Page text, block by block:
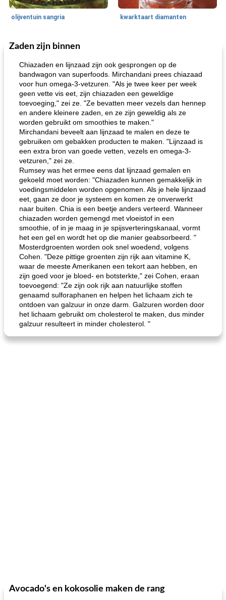
olijventuin sangria kwarktaart diamanten
Feestdagen en evenementen
de jamcake van Georgië tennessee blauwe kaasperen kip
Zaden zijn binnen
Chiazaden en lijnzaad zijn ook gesprongen op de
bandwagon van superfoods. Mirchandani prees chiazaad
voor hun omega-3-vetzuren. "Als je twee keer per week
geen vette vis eet, zijn chiazaden een geweldige
toevoeging," zei ze. "Ze bevatten meer vezels dan hennep
en andere kleinere zaden, en ze zijn geweldig als ze
worden gebruikt om smoothies te maken."
Mirchandani beveelt aan lijnzaad te malen en deze te
gebruiken om gebakken producten te maken. "Lijnzaad is
een extra bron van goede vetten, vezels en omega-3-
vetzuren," zei ze.
Rumsey was het ermee eens dat lijnzaad gemalen en
gekoeld moet worden: "Chiazaden kunnen gemakkelijk in
voedingsmiddelen worden opgenomen. Als je hele lijnzaad
eet, gaan ze door je systeem en komen ze onverwerkt
naar buiten. Chia is een beetje anders verteerd. Wanneer
chiazaden worden gemengd met vloeistof in een
smoothie, of in je maag in je spijsverteringskanaal, vormt
het een gel en wordt het op die manier geabsorbeerd. "
Mosterdgroenten worden ook snel woedend, volgens
Cohen. "Deze pittige groenten zijn rijk aan vitamine K,
waar de meeste Amerikanen een tekort aan hebben, en
zijn goed voor je bloed- en botsterkte," zei Cohen, eraan
toevoegend: "Ze zijn ook rijk aan natuurlijke stoffen
genaamd sulforaphanen en helpen het lichaam zich te
ontdoen van galzuur in onze darm. Galzuren worden door
het lichaam gebruikt om cholesterol te maken, dus minder
galzuur resulteert in minder cholesterol. "
Avocado's en kokosolie maken de rang